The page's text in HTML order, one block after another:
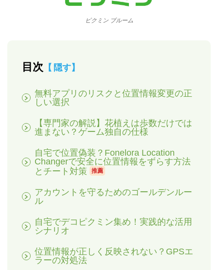
ピクミン ブルーム
目次 隠す
無料アプリのリスクと位置情報変更の正
しい選択
【専門家の解説】花植えは歩数だけでは
進まない？ゲーム独自の仕様
自宅で位置偽装？Fonelora Location
Changerで安全に位置情報をずらす方法
とチート対策
推薦
アカウントを守るためのゴールデンルー
ル
自宅でデコピクミン集め！実践的な活用
シナリオ
位置情報が正しく反映されない？GPSエ
ラーの対処法